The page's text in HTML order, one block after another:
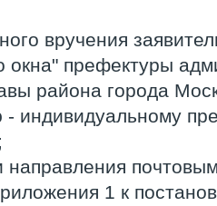
вручения
окна" префектуры
района города
- индивидуальному
направления
1 к